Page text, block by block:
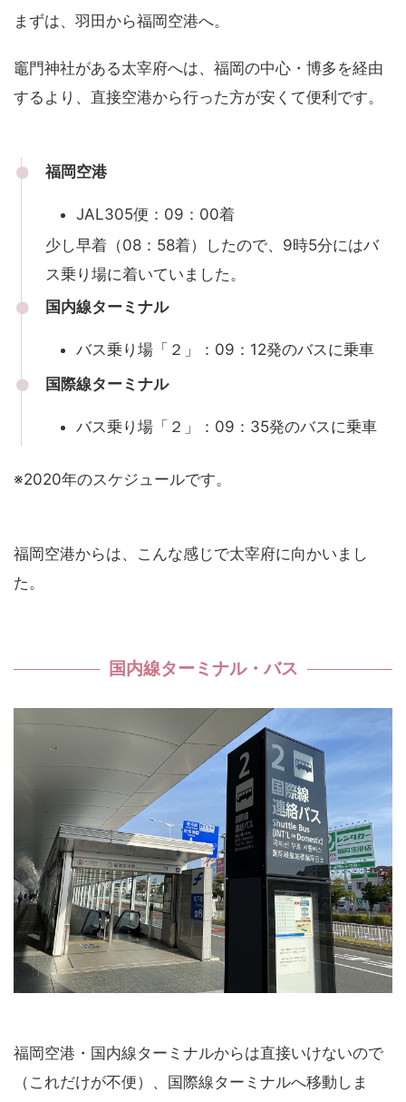
まずは、羽田から福岡空港へ。
竈門神社がある太宰府へは、福岡の中心・博多を経由
するより、直接空港から行った方が安くて便利です。
福岡空港
JAL305便：09：00着
少し早着（08：58着）したので、9時5分にはバ
ス乗り場に着いていました。
国内線ターミナル
バス乗り場「２」：09：12発のバスに乗車
国際線ターミナル
バス乗り場「２」：09：35発のバスに乗車
※2020年のスケジュールです。
福岡空港からは、こんな感じで太宰府に向かいまし
た。
国内線ターミナル・バス
福岡空港・国内線ターミナルからは直接いけないので
（これだけが不便）、国際線ターミナルへ移動しま